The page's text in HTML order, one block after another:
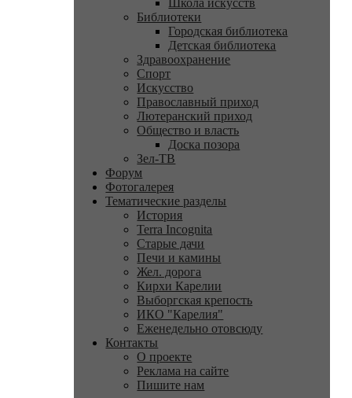
Школа искусств
Библиотеки
Городская библиотека
Детская библиотека
Здравоохранение
Спорт
Искусство
Православный приход
Лютеранский приход
Общество и власть
Доска позора
Зел-ТВ
Форум
Фотогалерея
Тематические разделы
История
Terra Incognita
Старые дачи
Печи и камины
Жел. дорога
Кирхи Карелии
Выборгская крепость
ИКО "Карелия"
Еженедельно отовсюду
Контакты
О проекте
Реклама на сайте
Пишите нам